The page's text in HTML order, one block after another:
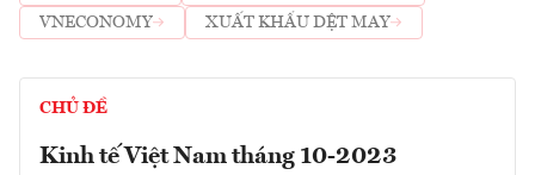
VNECONOMY
XUẤT KHẨU DỆT MAY
CHỦ ĐỀ
Kinh tế Việt Nam tháng 10-2023